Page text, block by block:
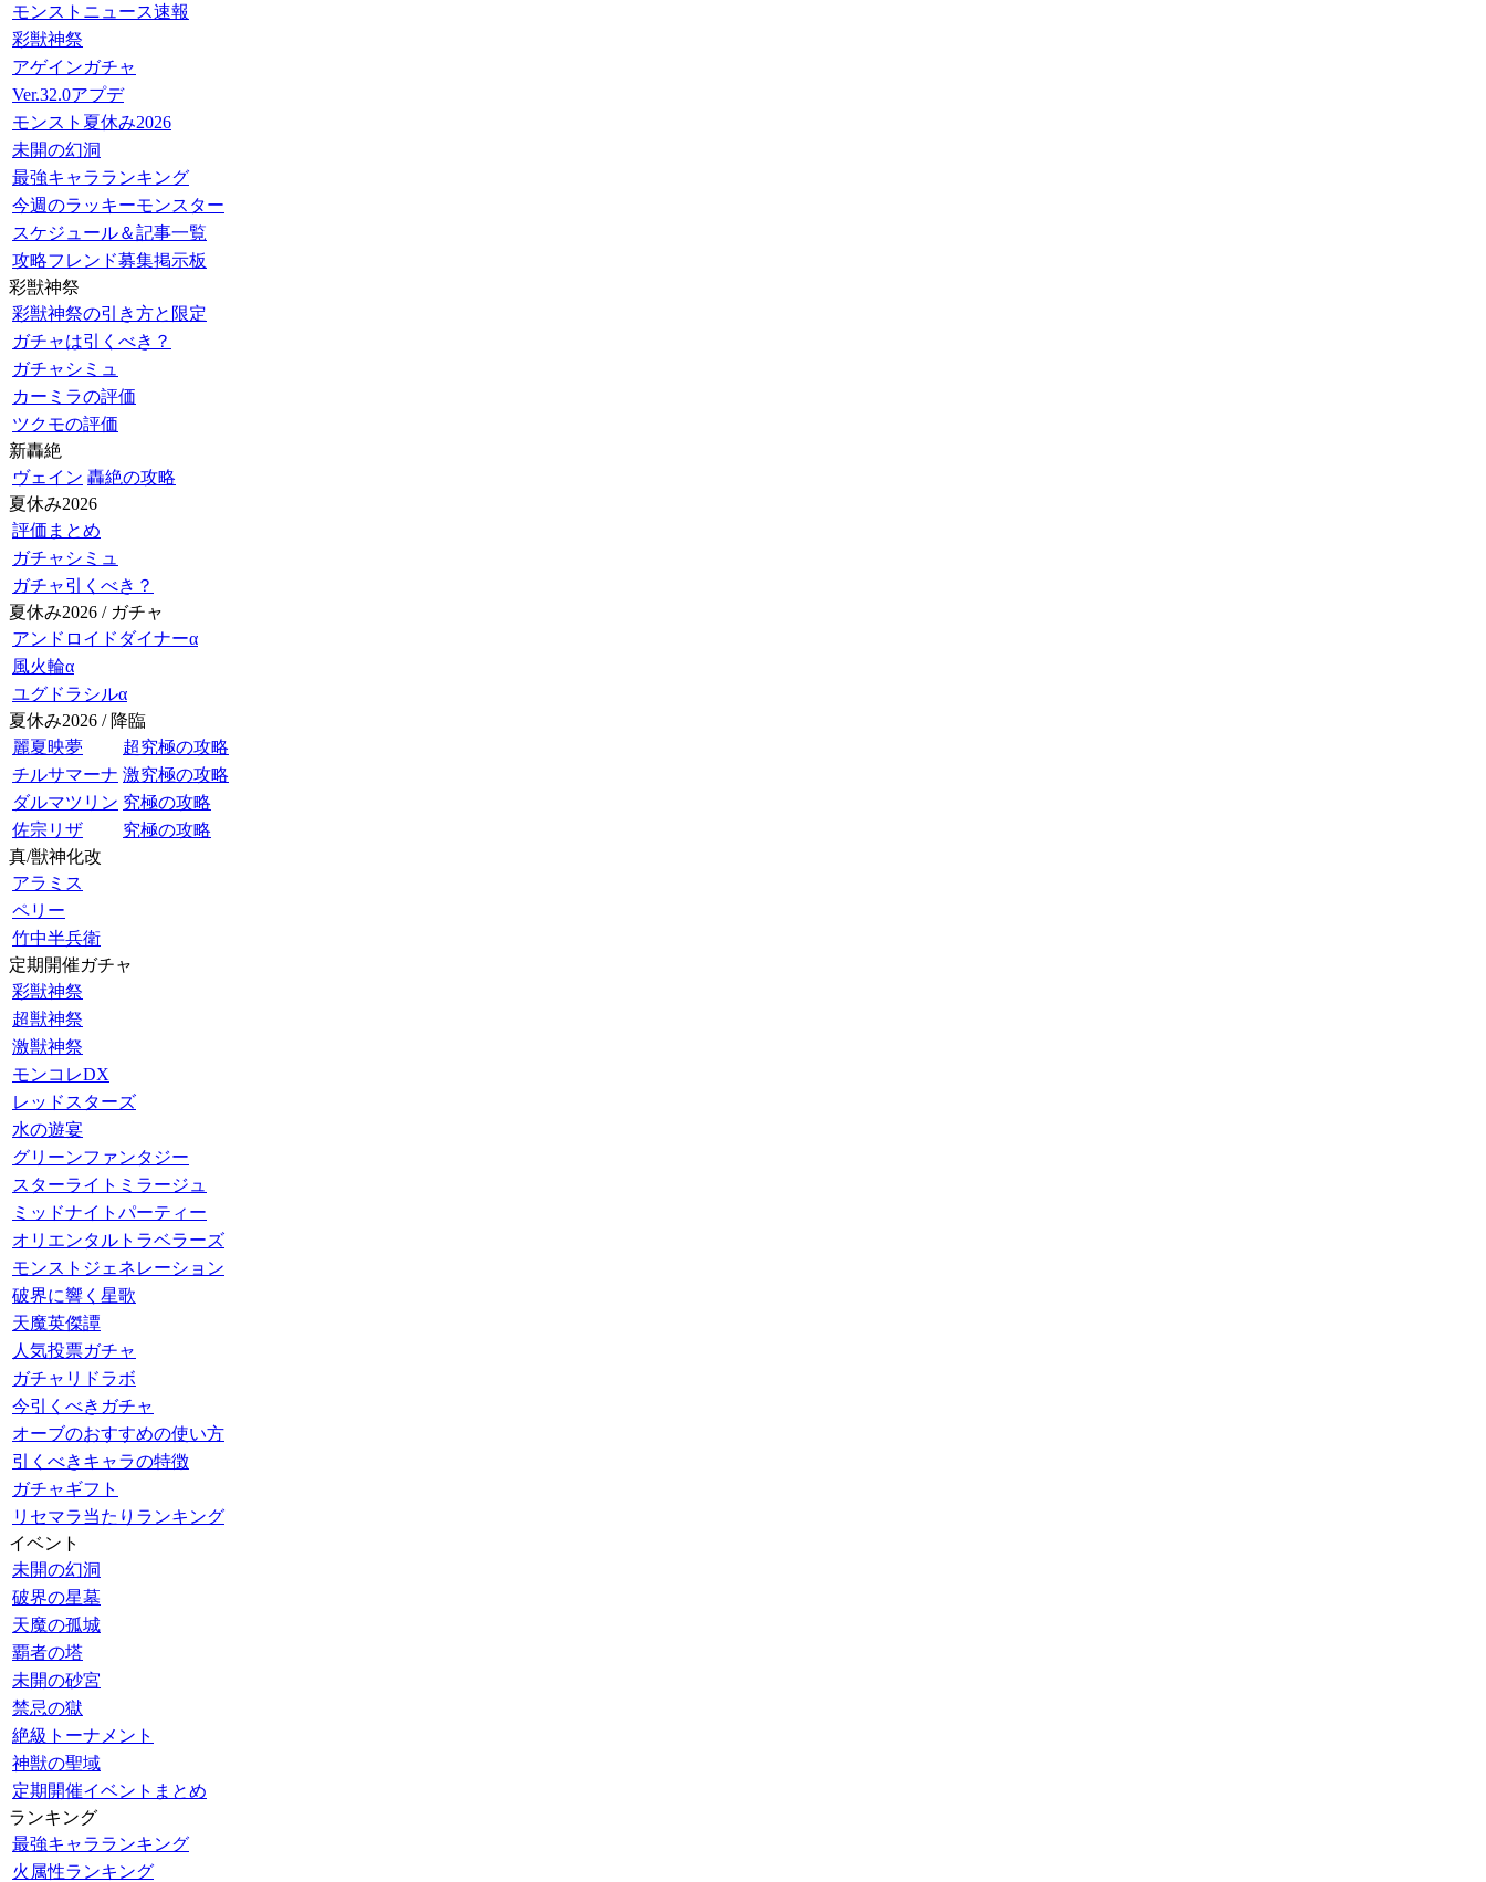
モンストニュース速報
彩獣神祭
アゲインガチャ
Ver.32.0アプデ
モンスト夏休み2026
未開の幻洞
最強キャラランキング
今週のラッキーモンスター
スケジュール＆記事一覧
攻略フレンド募集掲示板
彩獣神祭
彩獣神祭の引き方と限定
ガチャは引くべき？
ガチャシミュ
カーミラの評価
ツクモの評価
新轟絶
ヴェイン 轟絶の攻略
夏休み2026
評価まとめ
ガチャシミュ
ガチャ引くべき？
夏休み2026 / ガチャ
アンドロイドダイナーα
風火輪α
ユグドラシルα
夏休み2026 / 降臨
麗夏映夢
超究極の攻略
チルサマーナ 激究極の攻略
ダルマツリン 究極の攻略
佐宗リザ
究極の攻略
真/獣神化改
アラミス
ペリー
竹中半兵衛
定期開催ガチャ
彩獣神祭
超獣神祭
激獣神祭
モンコレDX
レッドスターズ
水の遊宴
グリーンファンタジー
スターライトミラージュ
ミッドナイトパーティー
オリエンタルトラベラーズ
モンストジェネレーション
破界に響く星歌
天魔英傑譚
人気投票ガチャ
ガチャリドラボ
今引くべきガチャ
オーブのおすすめの使い方
引くべきキャラの特徴
ガチャギフト
リセマラ当たりランキング
イベント
未開の幻洞
破界の星墓
天魔の孤城
覇者の塔
未開の砂宮
禁忌の獄
絶級トーナメント
神獣の聖域
定期開催イベントまとめ
ランキング
最強キャラランキング
火属性ランキング